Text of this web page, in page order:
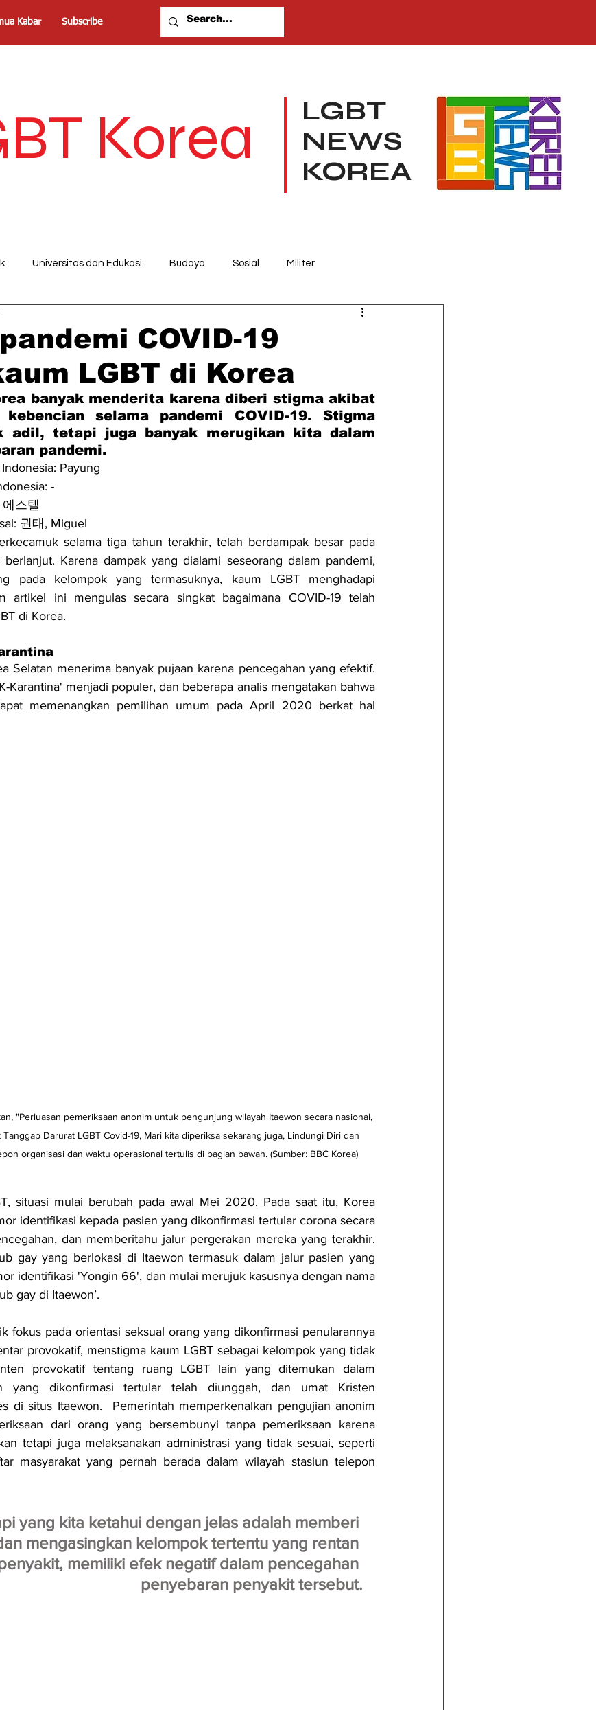
Kabar Subscribe
Korea
LGBT
NEWS
KOREA
Universitas dan Edukasi Budaya Sosial Militer
COVID-19
LGBT di Korea
banyak menderita karena diberi stigma akibat
selama pandemi COVID-19. Stigma
adil, tetapi juga banyak merugikan kita dalam
pandemi.
Payung
-
에스텔
권태, Miguel
selama tiga tahun terakhir, telah berdampak besar pada
Karena dampak yang dialami seseorang dalam pandemi,
pada kelompok yang termasuknya, kaum LGBT menghadapi
artikel ini mengulas secara singkat bagaimana COVID-19 telah
di Korea.
Selatan menerima banyak pujaan karena pencegahan yang efektif.
Karantina' menjadi populer, dan beberapa analis mengatakan bahwa
memenangkan pemilihan umum pada April 2020 berkat hal
"Perluasan pemeriksaan anonim untuk pengunjung wilayah Itaewon secara nasional,
Tanggap Darurat LGBT Covid-19, Mari kita diperiksa sekarang juga, Lindungi Diri dan
organisasi dan waktu operasional tertulis di bagian bawah. (Sumber: BBC Korea)
situasi mulai berubah pada awal Mei 2020. Pada saat itu, Korea
identifikasi kepada pasien yang dikonfirmasi tertular corona secara
dan memberitahu jalur pergerakan mereka yang terakhir.
gay yang berlokasi di Itaewon termasuk dalam jalur pasien yang
identifikasi 'Yongin 66', dan mulai merujuk kasusnya dengan nama
gay di Itaewon’.
fokus pada orientasi seksual orang yang dikonfirmasi penularannya
provokatif, menstigma kaum LGBT sebagai kelompok yang tidak
provokatif tentang ruang LGBT lain yang ditemukan dalam
yang dikonfirmasi tertular telah diunggah, dan umat Kristen
di situs Itaewon.  Pemerintah memperkenalkan pengujian anonim
dari orang yang bersembunyi tanpa pemeriksaan karena
tetapi juga melaksanakan administrasi yang tidak sesuai, seperti
masyarakat yang pernah berada dalam wilayah stasiun telepon
yang kita ketahui dengan jelas adalah memberi
mengasingkan kelompok tertentu yang rentan
memiliki efek negatif dalam pencegahan
penyebaran penyakit tersebut.